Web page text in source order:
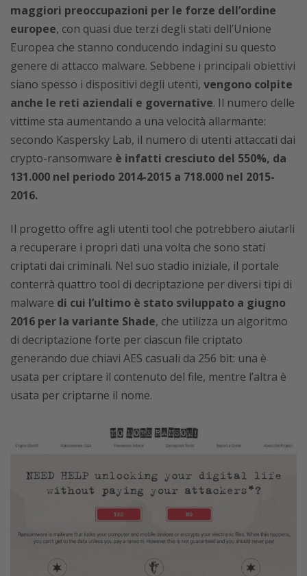
maggiori preoccupazioni per le forze dell’ordine
europee, con quasi due terzi degli stati dell’Unione
Europea che stanno conducendo indagini su questo
genere di attacco malware. Sebbene i principali obiettivi
siano spesso i dispositivi degli utenti, vengono colpite
anche le reti aziendali e governative. Il numero delle
vittime sta aumentando a una velocità allarmante:
secondo Kaspersky Lab, il numero di utenti attaccati dai
crypto-ransomware è infatti cresciuto del 550%, da
131.000 nel periodo 2014-2015 a 718.000 nel 2015-
2016.
Il progetto offre agli utenti tool che potrebbero aiutarli
a recuperare i propri dati una volta che sono stati
criptati dai criminali. Nel suo stadio iniziale, il portale
conterrà quattro tool di decriptazione per diversi tipi di
malware di cui l’ultimo è stato sviluppato a giugno
2016 per la variante Shade, che utilizza un algoritmo
di decriptazione forte per ciascun file criptato
generando due chiavi AES casuali da 256 bit: una è
usata per criptare il contenuto del file, mentre l’altra è
usata per criptarne il nome.